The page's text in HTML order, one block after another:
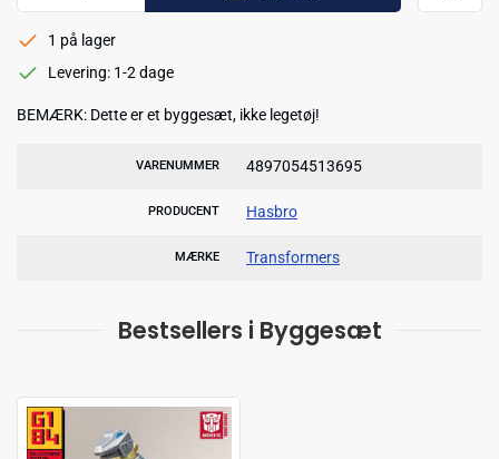
1 på lager
Levering: 1-2 dage
BEMÆRK: Dette er et byggesæt, ikke legetøj!
VARENUMMER 4897054513695
PRODUCENT Hasbro
MÆRKE Transformers
Bestsellers i Byggesæt